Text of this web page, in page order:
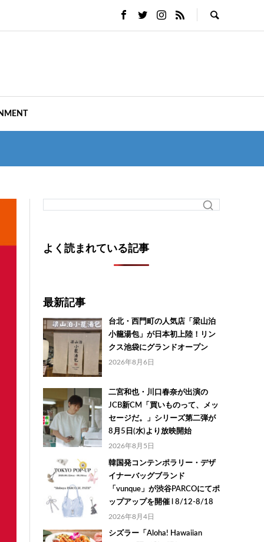
よく読まれている記事
最新記事
台北・西門町の人気店「梁山泊
小籠湯包」が日本初上陸！リン
クス池袋にグランドオープン
2026年8月6日
二宮和也・川口春奈が出演の
JCB新CM「買いものって、メッ
セージだ。」シリーズ第二弾が
8月5日(水)より放映開始
2026年8月5日
韓国発コンテンポラリー・デザ
イナーバッグブランド
「vunque」が渋谷PARCOにてポ
ップアップを開催 l 8/12-8/18
2026年8月4日
シズラー「Aloha! Hawaiian